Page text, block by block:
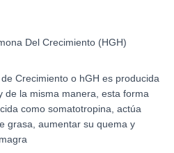
Del Crecimiento (HGH)
Crecimiento o hGH es producida
de la misma manera, esta forma
como somatotropina, actúa
grasa, aumentar su quema y